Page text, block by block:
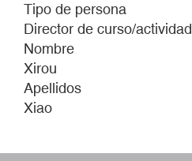
Tipo de persona
Director de curso/actividad
Nombre
Xirou
Apellidos
Xiao